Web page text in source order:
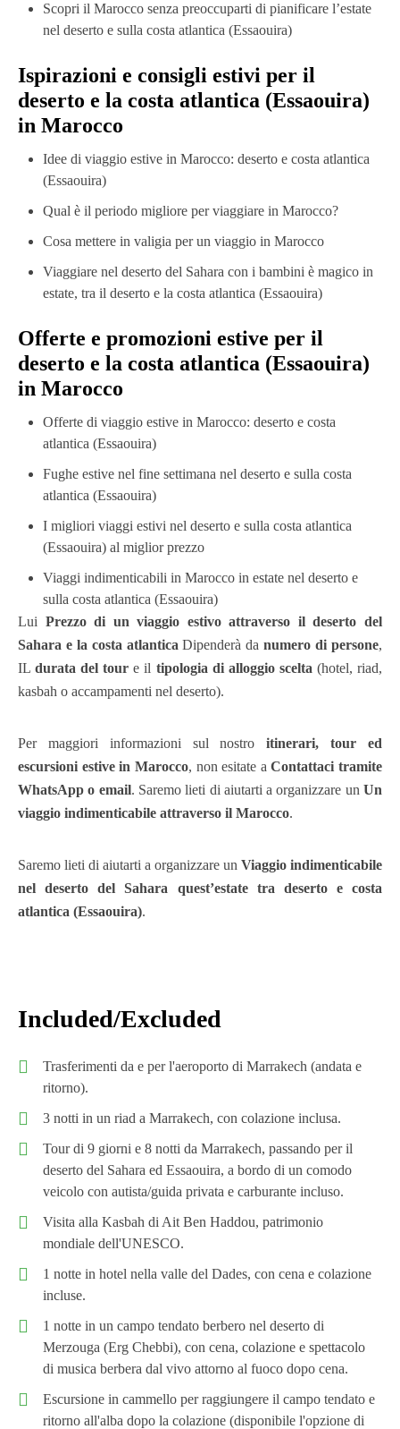
Scopri il Marocco senza preoccuparti di pianificare l’estate
nel deserto e sulla costa atlantica (Essaouira)
Ispirazioni e consigli estivi per il
deserto e la costa atlantica (Essaouira)
in Marocco
Idee di viaggio estive in Marocco: deserto e costa atlantica
(Essaouira)
Qual è il periodo migliore per viaggiare in Marocco?
Cosa mettere in valigia per un viaggio in Marocco
Viaggiare nel deserto del Sahara con i bambini è magico in
estate, tra il deserto e la costa atlantica (Essaouira)
Offerte e promozioni estive per il
deserto e la costa atlantica (Essaouira)
in Marocco
Offerte di viaggio estive in Marocco: deserto e costa
atlantica (Essaouira)
Fughe estive nel fine settimana nel deserto e sulla costa
atlantica (Essaouira)
I migliori viaggi estivi nel deserto e sulla costa atlantica
(Essaouira) al miglior prezzo
Viaggi indimenticabili in Marocco in estate nel deserto e
sulla costa atlantica (Essaouira)
Lui Prezzo di un viaggio estivo attraverso il deserto del
Sahara e la costa atlantica Dipenderà danumero di persone,
ILdurata del tour e il tipologia di alloggio scelta (hotel, riad,
kasbah o accampamenti nel deserto).
Per maggiori informazioni sul nostroitinerari, tour ed
escursioni estive in Marocco, non esitate aContattaci tramite
WhatsApp o email. Saremo lieti di aiutarti a organizzare unUn
viaggio indimenticabile attraverso il Marocco.
Saremo lieti di aiutarti a organizzare un Viaggio indimenticabile
nel deserto del Sahara quest’estate tra deserto e costa
atlantica (Essaouira).
Included/Excluded
Trasferimenti da e per l'aeroporto di Marrakech (andata e
ritorno).
3 notti in un riad a Marrakech, con colazione inclusa.
Tour di 9 giorni e 8 notti da Marrakech, passando per il
deserto del Sahara ed Essaouira, a bordo di un comodo
veicolo con autista/guida privata e carburante incluso.
Visita alla Kasbah di Ait Ben Haddou, patrimonio
mondiale dell'UNESCO.
1 notte in hotel nella valle del Dades, con cena e colazione
incluse.
1 notte in un campo tendato berbero nel deserto di
Merzouga (Erg Chebbi), con cena, colazione e spettacolo
di musica berbera dal vivo attorno al fuoco dopo cena.
Escursione in cammello per raggiungere il campo tendato e
ritorno all'alba dopo la colazione (disponibile l'opzione di